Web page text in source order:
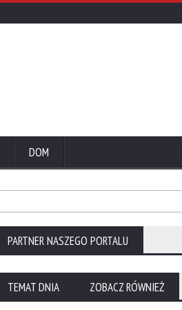
DOM
PARTNER NASZEGO PORTALU
TEMAT DNIA ZOBACZ RÓWNIEŻ